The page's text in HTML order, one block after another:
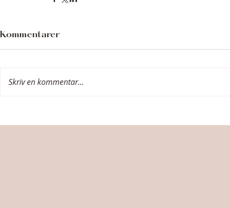
Kommentarer
Skriv en kommentar...